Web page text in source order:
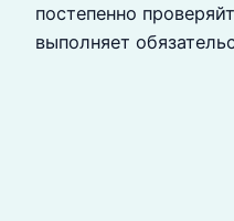
постепенно
выполняет